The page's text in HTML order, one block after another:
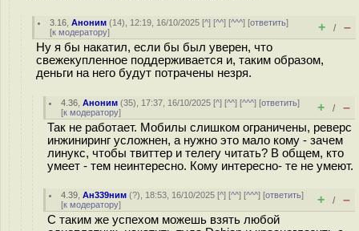
3.16 ,Аноним (14), 12:19, 16/10/2025 [^] [^^] [^^^] [ответить]
[к модератору] + / –
Ну я бы накатил, если бы был уверен, что
свежекупленное поддерживается и, таким образом,
деньги на него будут потрачены незря.
4.36 ,Аноним (35), 17:37, 16/10/2025 [^] [^^] [^^^] [ответить]
[к модератору] + / –
Так не работает. Мобилы слишком ограничены, реверс
инжиниринг усложнен, а нужно это мало кому - зачем
линукс, чтобы твиттер и телегу читать? В общем, кто
умеет - тем неинтересно. Кому интересно- те не умеют.
4.39 ,Ан339ним (?), 18:53, 16/10/2025 [^] [^^] [^^^] [ответить]
[к модератору] + / –
С таким же успехом можешь взять любой